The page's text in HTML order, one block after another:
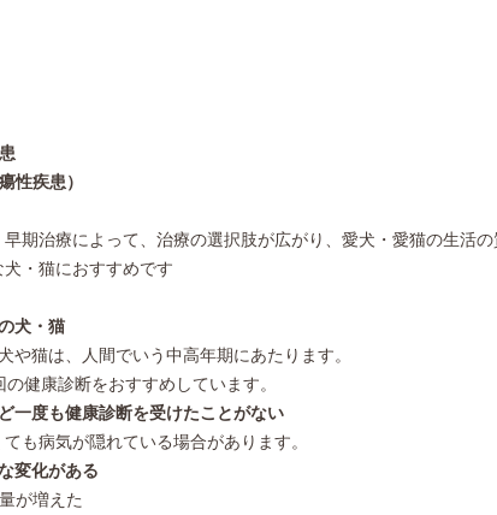
性疾患）
期治療によって、治療の選択肢が広がり、愛犬・愛猫の生活の
犬・猫におすすめです
犬・猫
や猫は、人間でいう中高年期にあたります。
健康診断をおすすめしています。
一度も健康診断を受けたことがない
も病気が隠れている場合があります。
変化がある
が増えた